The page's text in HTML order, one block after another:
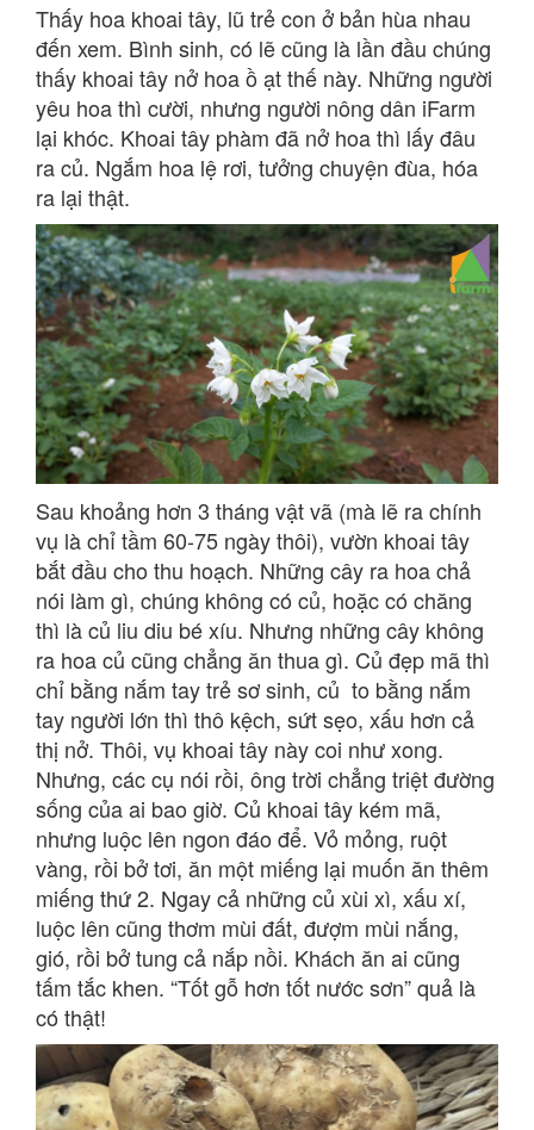
Thấy hoa khoai tây, lũ trẻ con ở bản hùa nhau
đến xem. Bình sinh, có lẽ cũng là lần đầu chúng
thấy khoai tây nở hoa ồ ạt thế này. Những người
yêu hoa thì cười, nhưng người nông dân iFarm
lại khóc. Khoai tây phàm đã nở hoa thì lấy đâu
ra củ. Ngắm hoa lệ rơi, tưởng chuyện đùa, hóa
ra lại thật.
Sau khoảng hơn 3 tháng vật vã (mà lẽ ra chính
vụ là chỉ tầm 60-75 ngày thôi), vườn khoai tây
bắt đầu cho thu hoạch. Những cây ra hoa chả
nói làm gì, chúng không có củ, hoặc có chăng
thì là củ liu diu bé xíu. Nhưng những cây không
ra hoa củ cũng chẳng ăn thua gì. Củ đẹp mã thì
chỉ bằng nắm tay trẻ sơ sinh, củ to bằng nắm
tay người lớn thì thô kệch, sứt sẹo, xấu hơn cả
thị nở. Thôi, vụ khoai tây này coi như xong.
Nhưng, các cụ nói rồi, ông trời chẳng triệt đường
sống của ai bao giờ. Củ khoai tây kém mã,
nhưng luộc lên ngon đáo để. Vỏ mỏng, ruột
vàng, rồi bở tơi, ăn một miếng lại muốn ăn thêm
miếng thứ 2. Ngay cả những củ xùi xì, xấu xí,
luộc lên cũng thơm mùi đất, đượm mùi nắng,
gió, rồi bở tung cả nắp nồi. Khách ăn ai cũng
tấm tắc khen. “Tốt gỗ hơn tốt nước sơn” quả là
có thật!